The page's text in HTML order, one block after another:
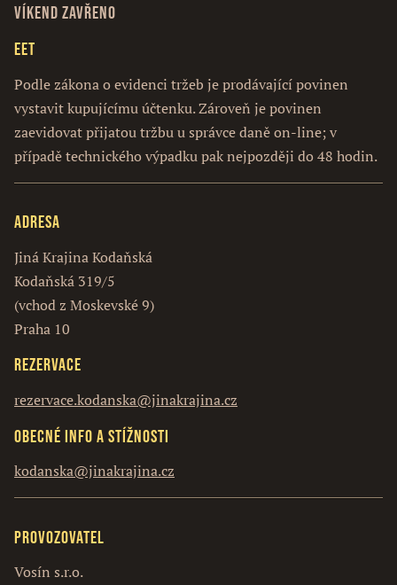
Víkend zavřeno
EET
Podle zákona o evidenci tržeb je prodávající povinen
vystavit kupujícímu účtenku. Zároveň je povinen
zaevidovat přijatou tržbu u správce daně on-line; v
případě technického výpadku pak nejpozději do 48 hodin.
Adresa
Jiná Krajina Kodaňská
Kodaňská 319/5
(vchod z Moskevské 9)
Praha 10
Rezervace
rezervace.kodanska@jinakrajina.cz
Obecné info a stížnosti
kodanska@jinakrajina.cz
Provozovatel
Vosín s.r.o.